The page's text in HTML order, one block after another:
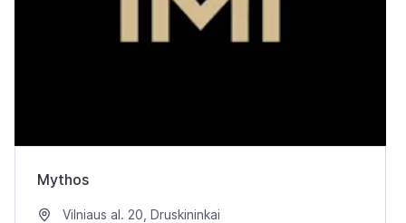
Mythos
Vilniaus al. 20, Druskininkai